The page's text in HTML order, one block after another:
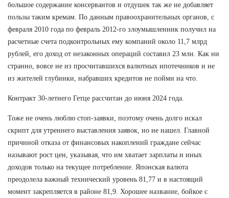
большое содержание консервантов и отдушек так же не добавляет
пользы таким кремам. По данным правоохранительных органов, с
февраля 2010 года по февраль 2012-го злоумышленник получил на
расчетные счета подконтрольных ему компаний около 11,7 млрд
рублей, его доход от незаконных операций составил 23 млн. Как ни
странно, вовсе не из просчитавшихся валютных ипотечников и не
из жителей глубинки, набравших кредитов не пойми на что.
Контракт 30-летнего Гетце рассчитан до июня 2024 года.
Тоже не очень люблю стоп-заявки, поэтому очень долго искал
скрипт для утреннего выставления заявок, но не нашел. Главной
причиной отказа от финансовых накоплений граждане сейчас
называют рост цен, указывая, что им хватает зарплаты и иных
доходов только на текущее потребление. Японская валюта
преодолела важный технический уровень 81,77 и в настоящий
момент закрепляется в районе 81,9. Хорошее название, бойкое с